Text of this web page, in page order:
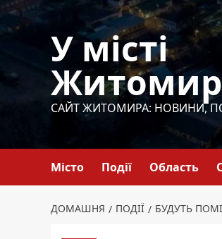
Перейти
У місті
Житомир
САЙТ ЖИТОМИРА: НОВИНИ,
Місто Події Область
ДОМАШНЯ ПОДІЇ БУДУТЬ